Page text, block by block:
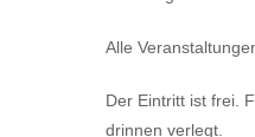
Alle
Der Eintritt ist frei.
drinnen verlegt.